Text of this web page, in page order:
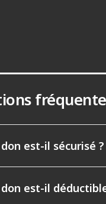
est-il sécurisé ?
est-il